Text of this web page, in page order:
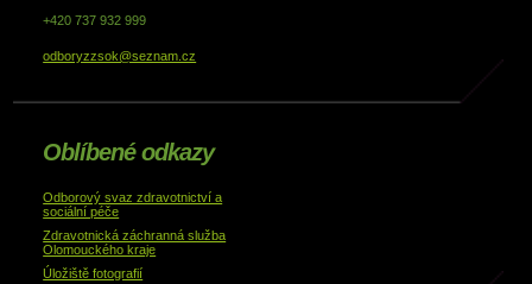
+420 737 932 999
odboryzzsok@seznam.cz
Oblíbené odkazy
Odborový svaz zdravotnictví a
sociální péče
Zdravotnická záchranná služba
Olomouckého kraje
Úložiště fotografií